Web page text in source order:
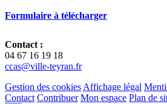
Formulaire à télécharger
Contact :
04 67 16 19 18
ccas@ville-teyran.fr
Gestion des cookies Affichage légal
Contact Contribuer Mon espace Plan de